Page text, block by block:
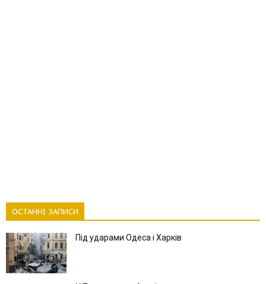
ОСТАННІ ЗАПИСИ
Під ударами Одеса і Харків